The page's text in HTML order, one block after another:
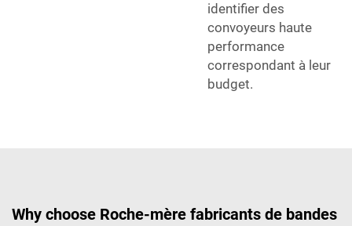
identifier des
convoyeurs haute
performance
correspondant à leur
budget.
Why choose Roche-mère fabricants de bandes